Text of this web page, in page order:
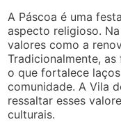
A Páscoa é uma
aspecto religioso.
valores como a
Tradicionalmente, as
o que fortalece
comunidade. A Vila
ressaltar esses
culturais.